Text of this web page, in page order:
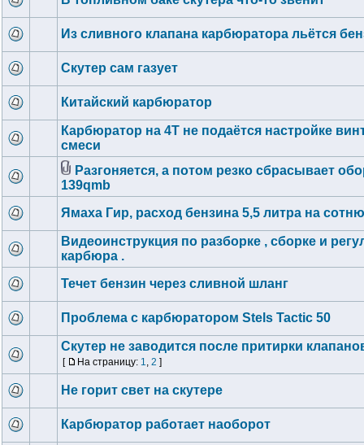
Из сливного клапана карбюратора льётся
Скутер сам газует
Китайский карбюратор
Карбюратор на 4Т не подаётся настройке
смеси
Разгоняется, а потом резко сбрасывает
139qmb
Ямаха Гир, расход бензина 5,5 литра на
Видеоинструкция по разборке , сборке и
карбюра .
Течет бензин через сливной шланг
Проблема с карбюратором Stels Tactic 50
Скутер не заводится после притирки
[ На страницу: 1, 2 ]
Не горит свет на скутере
Карбюратор работает наоборот